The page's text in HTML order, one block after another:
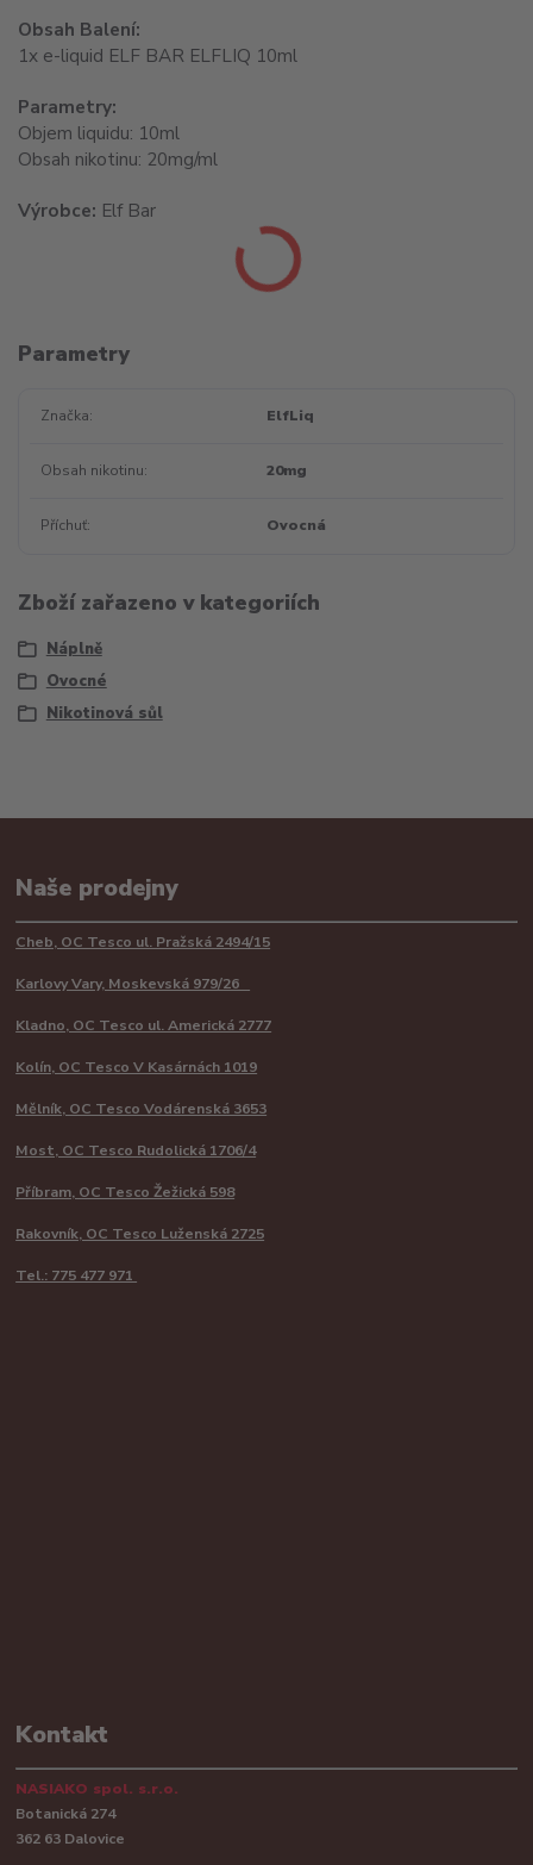
Obsah Balení:
1x e-liquid ELF BAR ELFLIQ 10ml
Parametry:
Objem liquidu: 10ml
Obsah nikotinu: 20mg/ml
Výrobce: Elf Bar
Parametry
Značka ElfLiq
Obsah nikotinu 20mg
Příchuť Ovocná
Zboží zařazeno v kategoriích
Náplně
Ovocné
Nikotinová sůl
Naše prodejny
Cheb, OC Tesco ul. Pražská 2494/15
Karlovy Vary, Moskevská 979/26
Kladno, OC Tesco ul. Americká 2777
Kolín, OC Tesco V Kasárnách 1019
Mělník, OC Tesco Vodárenská 3653
Most, OC Tesco Rudolická 1706/4
Příbram, OC Tesco Žežická 598
Rakovník, OC Tesco Luženská 2725
Tel.: 775 477 971
Kontakt
NASIAKO spol. s.r.o.
Botanická 274
362 63 Dalovice